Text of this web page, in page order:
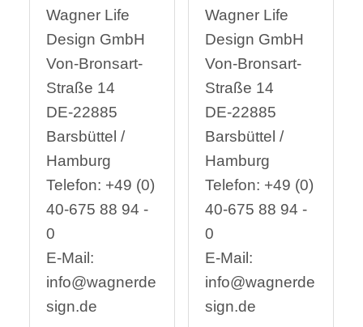
Wagner Life
Design GmbH
Von-Bronsart-
Straße 14
DE-22885
Barsbüttel /
Hamburg
Telefon: +49 (0)
40-675 88 94 -
0
E-Mail:
info@wagnerde
sign.de
Wagner Life
Design GmbH
Von-Bronsart-
Straße 14
DE-22885
Barsbüttel /
Hamburg
Telefon: +49 (0)
40-675 88 94 -
0
E-Mail:
info@wagnerde
sign.de